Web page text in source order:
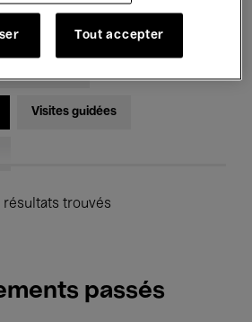
Visites guidées
résultats trouvés
passés
Tout accepter